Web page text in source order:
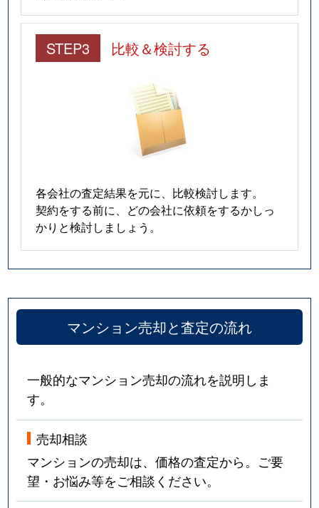
STEP3 比較＆検討する
各会社の査定結果を元に、比較検討します。
契約をする前に、どの会社に依頼をするかしっ
かりと検討しましょう。
マンション売却と査定の流れ
一般的なマンション売却の流れを説明しま
す。
売却相談
マンションの売却は、価格の査定から。ご要
望・お悩み等をご相談ください。